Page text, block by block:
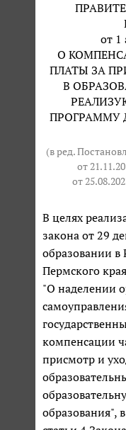
от 1
О
ПЛАТЫ ЗА
В
ПРОГРАММУ
(в ред.
от
от
В целях
закона от 29
образовании в
Пермского
"О наделении
компенсации
присмотр и
образования",